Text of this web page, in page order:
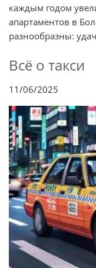
каждым годом
апартаментов в
разнообразны:
Всё о такси
11/06/2025